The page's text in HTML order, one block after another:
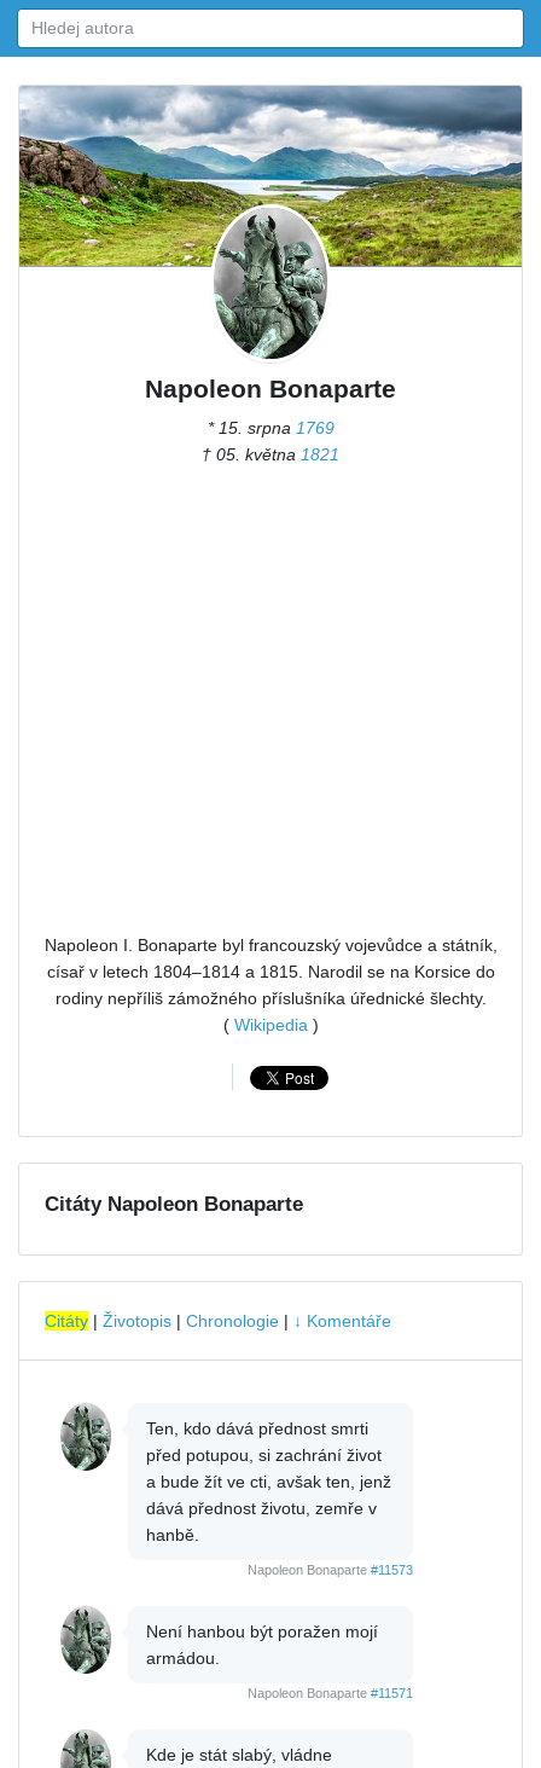
Napoleon Bonaparte
* 15. srpna 1769
† 05. května 1821
Napoleon I. Bonaparte byl francouzský vojevůdce a státník,
císař v letech 1804–1814 a 1815. Narodil se na Korsice do
rodiny nepříliš zámožného příslušníka úřednické šlechty.
( Wikipedia)
Citáty Napoleon Bonaparte
Citáty | Životopis | Chronologie | ↓ Komentáře
Ten, kdo dává přednost smrti
před potupou, si zachrání život
a bude žít ve cti, avšak ten, jenž
dává přednost životu, zemře v
hanbě.
Napoleon Bonaparte #11573
Není hanbou být poražen mojí
armádou.
Napoleon Bonaparte #11571
Kde je stát slabý, vládne